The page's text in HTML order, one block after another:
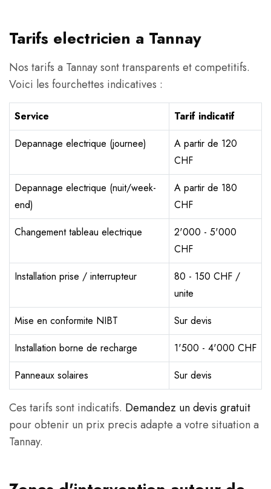
Tarifs electricien a Tannay
Nos tarifs a Tannay sont transparents et competitifs.
Voici les fourchettes indicatives :
Service
Tarif indicatif
Depannage electrique (journee)
A partir de 120
CHF
Depannage electrique (nuit/week-
end)
A partir de 180
CHF
Changement tableau electrique
2'000 - 5'000
CHF
Installation prise / interrupteur
80 - 150 CHF /
unite
Mise en conformite NIBT
Sur devis
Installation borne de recharge
1'500 - 4'000 CHF
Panneaux solaires
Sur devis
Ces tarifs sont indicatifs. Demandez un devis gratuit
pour obtenir un prix precis adapte a votre situation a
Tannay.